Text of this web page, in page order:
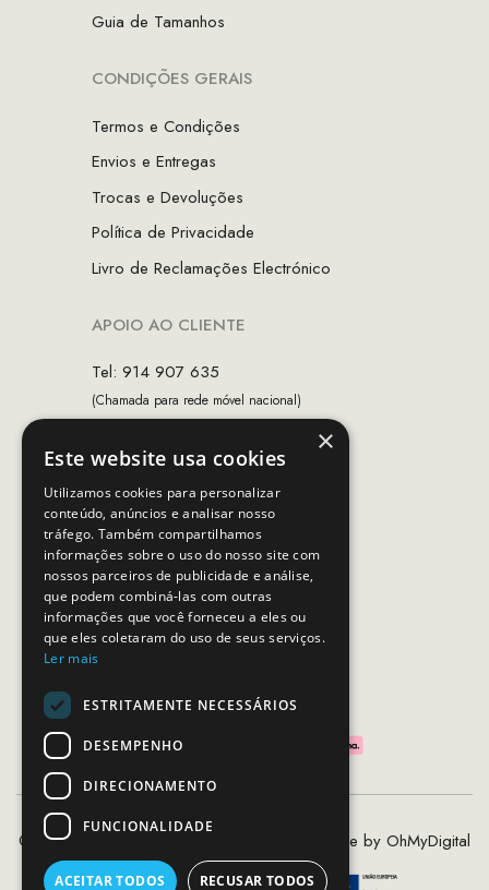
Guia de Tamanhos
CONDIÇÕES GERAIS
Termos e Condições
Envios e Entregas
Trocas e Devoluções
Política de Privacidade
Livro de Reclamações Electrónico
APOIO AO CLIENTE
Tel: 914 907 635
(Chamada para rede móvel nacional)
Horário de contacto:
Dias úteis das 10h as 19h
SEGUE-NOS
PAGAMENTOS SEGUROS
©2020 - 2026 MCS - Mob Crew Store | Made by OhMyDigital
×
Este website usa cookies
Utilizamos cookies para personalizar
conteúdo, anúncios e analisar nosso
tráfego. Também compartilhamos
informações sobre o uso do nosso site com
nossos parceiros de publicidade e análise,
que podem combiná-las com outras
informações que você forneceu a eles ou
que eles coletaram do uso de seus serviços.
Ler mais
ESTRITAMENTE NECESSÁRIOS
DESEMPENHO
DIRECIONAMENTO
FUNCIONALIDADE
ACEITAR TODOS RECUSAR TODOS